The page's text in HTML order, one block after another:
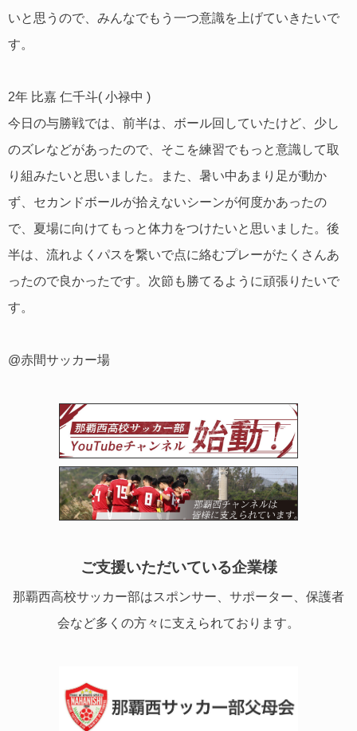
いと思うので、みんなでもう一つ意識を上げていきたいで
す。
2年 比嘉 仁千斗( 小禄中 )
今日の与勝戦では、前半は、ボール回していたけど、少し
のズレなどがあったので、そこを練習でもっと意識して取
り組みたいと思いました。また、暑い中あまり足が動か
ず、セカンドボールが拾えないシーンが何度かあったの
で、夏場に向けてもっと体力をつけたいと思いました。後
半は、流れよくパスを繋いで点に絡むプレーがたくさんあ
ったので良かったです。次節も勝てるように頑張りたいで
す。
@赤間サッカー場
ご支援いただいている企業様
那覇西高校サッカー部はスポンサー、サポーター、保護者
会など多くの方々に支えられております。